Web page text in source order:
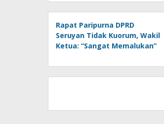
Rapat Paripurna DPRD
Seruyan Tidak Kuorum, Wakil
Ketua: “Sangat Memalukan”